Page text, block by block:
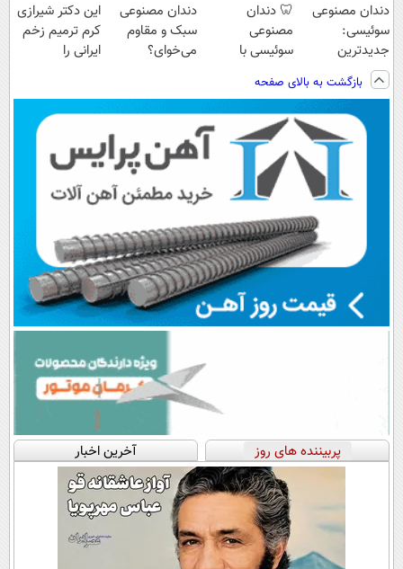
دندان مصنوعی
سوئیسی:
جدیدترین
فناوری اروپا،
سبک و مقاوم |
پرداخت قسطی
🦷 دندان
مصنوعی
سوئیسی با
دیجیتال |
پرداخت در 4
قسط |📍 تهران
دندان مصنوعی
سبک و مقاوم
می‌خوای؟
📍تهران
این دکتر شیرازی
کرم ترمیم زخم
ایرانی را
بازگشت به بالای صفحه
پربیننده های روز آخرین اخبار